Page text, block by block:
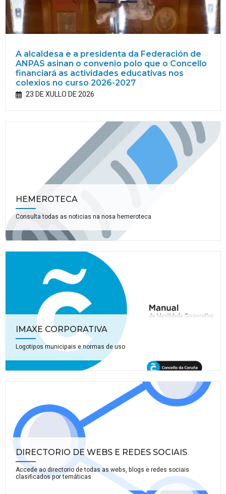
A alcaldesa e a presidenta da Federación de
ANPAS asinan o convenio polo que o Concello
financiará as actividades educativas nos
colexios no curso 2026-2027
23 DE XULLO DE 2026
HEMEROTECA
Consulta todas as noticias na nosa hemeroteca
IMAXE CORPORATIVA
Logotipos municipais e normas de uso
DIRECTORIO DE WEBS E REDES SOCIAIS
Accede ao directorio de todas as webs, blogs e redes sociais
clasificados por temáticas